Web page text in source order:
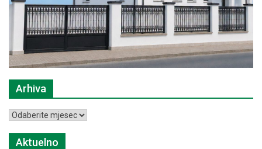
Arhiva
Arhiva
Aktuelno